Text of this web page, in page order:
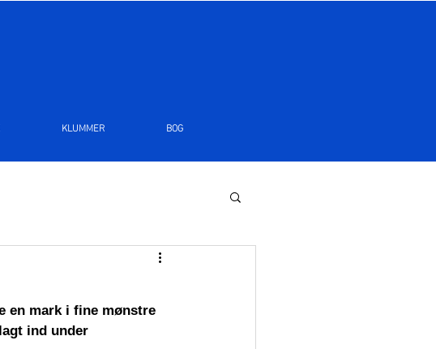
KLUMMER BOG
en mark i fine mønstre
ind under